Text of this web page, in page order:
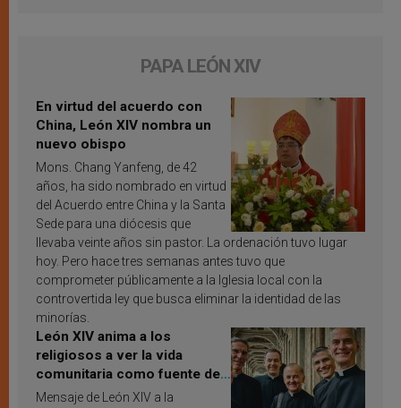
PAPA LEÓN XIV
En virtud del acuerdo con
China, León XIV nombra un
nuevo obispo
Mons. Chang Yanfeng, de 42
años, ha sido nombrado en virtud
del Acuerdo entre China y la Santa
Sede para una diócesis que
llevaba veinte años sin pastor. La ordenación tuvo lugar
hoy. Pero hace tres semanas antes tuvo que
comprometer públicamente a la Iglesia local con la
controvertida ley que busca eliminar la identidad de las
minorías.
León XIV anima a los
religiosos a ver la vida
comunitaria como fuente de
inspiración y santificación
Mensaje de León XIV a la